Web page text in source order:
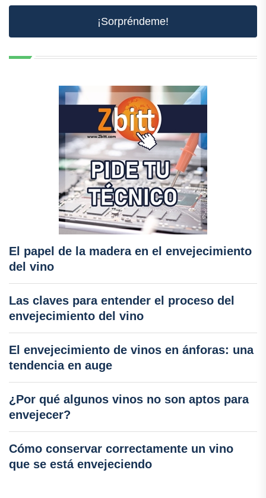
¡Sorpréndeme!
El papel de la madera en el envejecimiento
del vino
Las claves para entender el proceso del
envejecimiento del vino
El envejecimiento de vinos en ánforas: una
tendencia en auge
¿Por qué algunos vinos no son aptos para
envejecer?
Cómo conservar correctamente un vino
que se está envejeciendo